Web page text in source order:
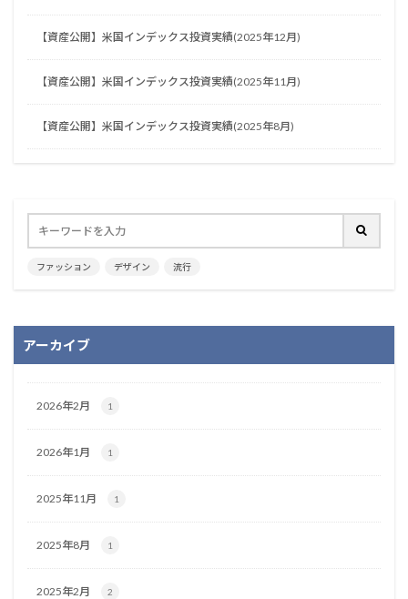
【資産公開】米国インデックス投資実績(2025年12月)
【資産公開】米国インデックス投資実績(2025年11月)
【資産公開】米国インデックス投資実績(2025年8月)
ファッション デザイン 流行
アーカイブ
2026年2月 1
2026年1月 1
2025年11月 1
2025年8月 1
2025年2月 2